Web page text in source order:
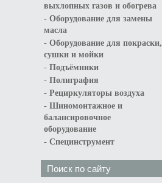
выхлопных газов и обогрева
- Оборудование для замены
масла
- Оборудование для покраски,
сушки и мойки
- Подъёмники
- Полиграфия
- Рециркуляторы воздуха
- Шиномонтажное и
балансировочное
оборудование
- Специнструмент
Поиск по сайту